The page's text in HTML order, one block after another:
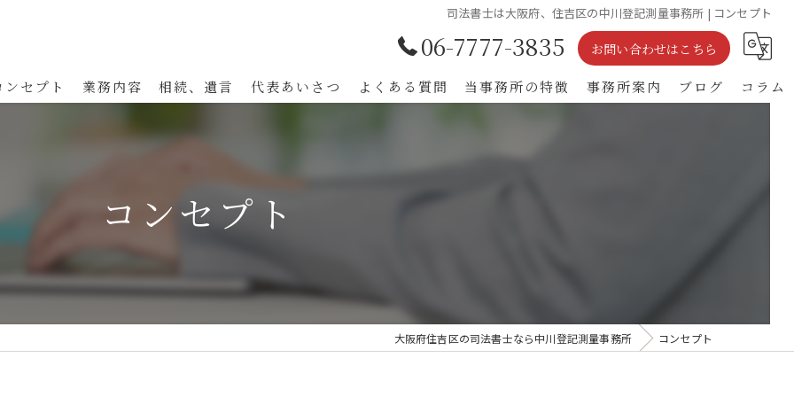
司法書士は大阪府、住吉区の中川登記測量事務所 | コンセプト
06-7777-3835 お問い合わせはこちら
ンセプト 業務内容 相続、遺言 代表あいさつ よくある質問 当事務所の特徴 事務所案内 ブログ コラム
コンセプト
大阪府住吉区の司法書士なら中川登記測量事務所 コンセプト